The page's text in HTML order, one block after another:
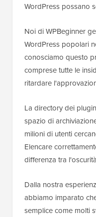
WordPress possano
Noi di WPBeginner
WordPress popolari
conosciamo questo
comprese tutte le
ritardare
La directory dei
spazio di
milioni di utenti
Elencare
differenza tra
Dalla nostra
abbiamo imparato
semplice come molti